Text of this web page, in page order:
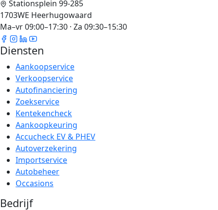
Stationsplein 99-285
1703WE Heerhugowaard
Ma–vr 09:00–17:30 · Za 09:30–15:30
Diensten
Aankoopservice
Verkoopservice
Autofinanciering
Zoekservice
Kentekencheck
Aankoopkeuring
Accucheck EV & PHEV
Autoverzekering
Importservice
Autobeheer
Occasions
Bedrijf